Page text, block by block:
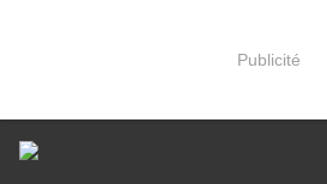
Publicité